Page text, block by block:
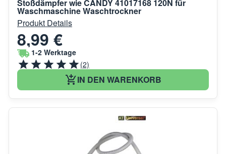
Stoßdämpfer wie CANDY 41017168 120N für
Waschmaschine Waschtrockner
Produkt Details
8,99 €
1-2 Werktage
(2)
IN DEN WARENKORB